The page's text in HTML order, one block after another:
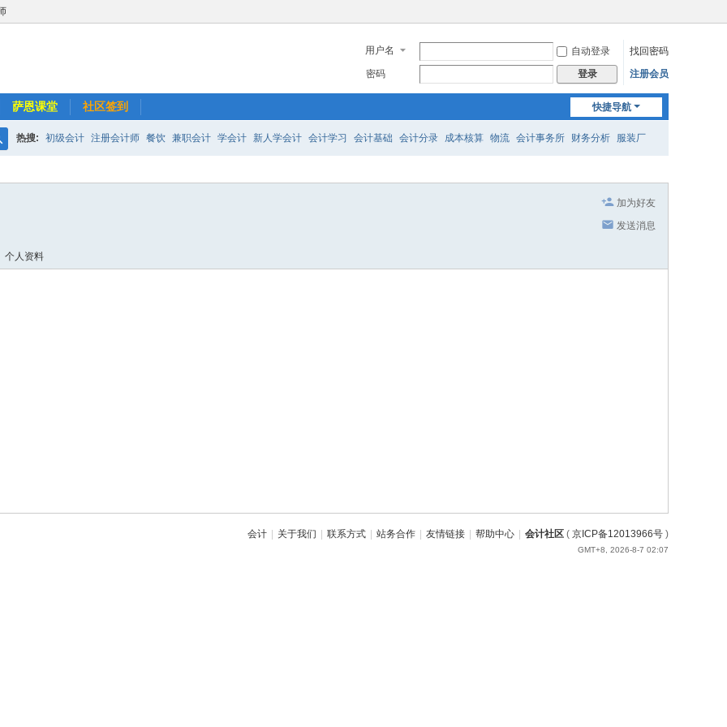
用户名 自动登录
找回密码
密码
登录 注册会员
快捷导航
萨恩课堂 社区签到
热搜: 初级会计 注册会计师 餐饮 兼职会计 学会计 新人学会计 会计学习 会计基础 会计分录 成本核算 物流 会计事务所 财务分析 服装厂
加为好友
发送消息
个人资料
会计 关于我们 联系方式 站务合作 友情链接 帮助中心 会计社区 ( 京ICP备12013966号 )
GMT+8, 2026-8-7 02:07